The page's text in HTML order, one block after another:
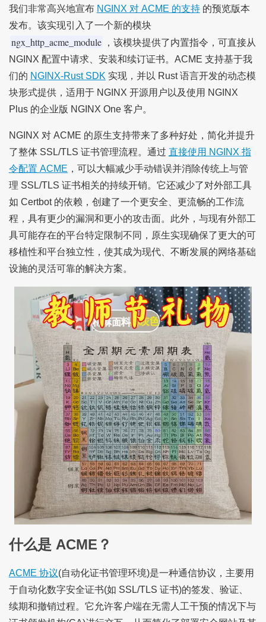
我们非常高兴地宣布 NGINX 对 ACME 的支持的预览版本
发布。该实现引入了一个新的模块
ngx_http_acme_module
，该模块提供了内置指令，可直接从
NGINX 配置中请求、安装和续订证书。ACME 支持基于我
们的 NGINX-Rust SDK 实现，并以 Rust 语言开发的动态模
块形式提供，适用于 NGINX 开源用户以及使用 NGINX
Plus 的企业版 NGINX One 客户。
NGINX 对 ACME 的原生支持带来了多种好处，简化并提升
了整体 SSL/TLS 证书管理流程。通过 直接使用 NGINX 指
令配置 ACME ，可以大幅减少手动错误并消除传统上与管
理 SSL/TLS 证书相关的持续开销。它还减少了对外部工具
如 Certbot 的依赖，创建了一个更安全、更流畅的工作流
程，具有更少的漏洞和更小的攻击面。此外，与现有外部工
具可能存在的平台特定限制不同，原生实现确保了更大的可
移植性和平台独立性，使其成为现代、不断发展的网络基础
设施的灵活可靠的解决方案。
什么是 ACME？
ACME 协议(自动化证书管理环境)是一种通信协议，主要用
于自动化数字安全证书(如 SSL/TLS 证书)的签发、验证、
续期和撤销过程。它允许客户端在无需人工干预的情况下与